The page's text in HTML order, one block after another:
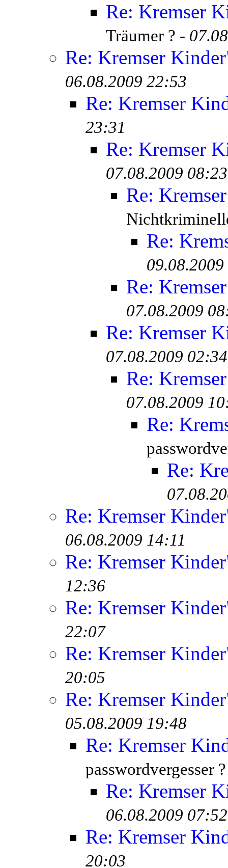
Re: Kremser
Träumer ? -
Re: Kremser
06.08.2009 22:53
Re: Kremser
23:31
Re: Kremser
07.08.2009 08:23
Re:
Re:
Re:
07.08.2009
Re: Kremser
07.08.2009 02:34
Re:
07.08.2009
Re:
Re:
Re: Kremser
06.08.2009 14:11
Re: Kremser
12:36
Re: Kremser
22:07
Re: Kremser
20:05
Re: Kremser
05.08.2009 19:48
Re: Kremser
passwordvergesser
Re: Kremser
06.08.2009 07:52
Re: Kremser
20:03